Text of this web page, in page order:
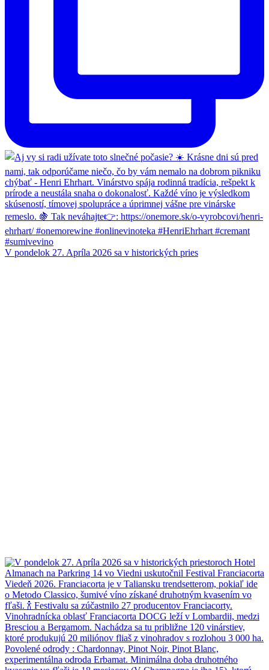
V pondelok 27. Apríla 2026 sa v historických pries